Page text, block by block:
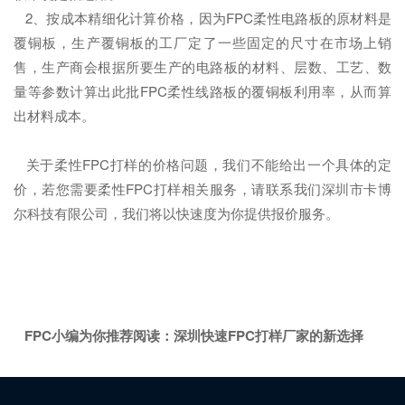
2、按成本精细化计算价格，因为FPC柔性电路板的原材料是
覆铜板，生产覆铜板的工厂定了一些固定的尺寸在市场上销
售，生产商会根据所要生产的电路板的材料、层数、工艺、数
量等参数计算出此批FPC柔性线路板的覆铜板利用率，从而算
出材料成本。
关于柔性FPC打样的价格问题，我们不能给出一个具体的定
价，若您需要柔性FPC打样相关服务，请联系我们深圳市卡博
尔科技有限公司，我们将以快速度为你提供报价服务。
FPC小编为你推荐阅读：深圳快速FPC打样厂家的新选择